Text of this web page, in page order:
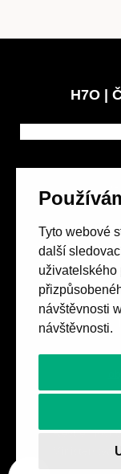
Tyto webové
další
uživatelského
návštěvnosti
návštěvnosti.
H7O |
Revue Host
Ministerstva